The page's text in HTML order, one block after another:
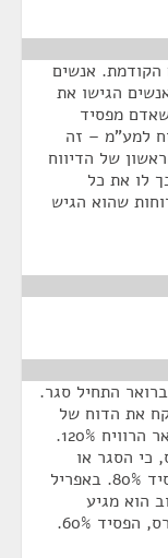
אנשים
הגישו את
מפסיד
למע"מ – זה
של הדיווח
לו את כל
שהוא הגיש
התחיל סגר.
את הדוח של
ינואר-פברואר. בפברואר הפסיד 80%, בינואר הרוויח 120%.
למרס, כי הסגר או
אי-הוודאות היה בפברואר-מרס. במרס הפסיד 80%. באפריל
– הרוויח שוב 100%. שוב הוא מגיע
ל-60%. בעצם אם אני לוקח את פברואר-מרס, הפסיד 60%.